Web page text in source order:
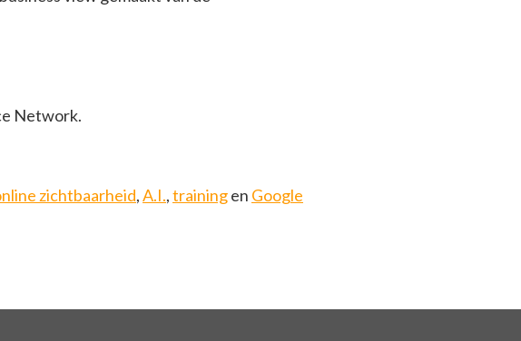
Network.
zichtbaarheid,A.I.,trainingen Google